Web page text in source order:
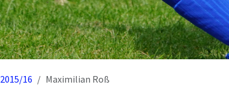
2015/16 Maximilian Roß